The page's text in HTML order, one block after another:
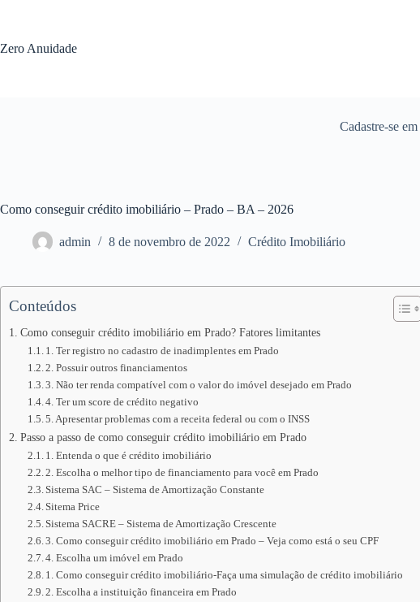
conteúdo
Zero Anuidade
Cadastre-se em
Como conseguir crédito imobiliário – Prado – BA – 2026
admin 8 de novembro de 2022 Crédito Imobiliário
Conteúdos
Como conseguir crédito imobiliário em Prado? Fatores limitantes
1. Ter registro no cadastro de inadimplentes em Prado
2. Possuir outros financiamentos
3. Não ter renda compatível com o valor do imóvel desejado em Prado
4. Ter um score de crédito negativo
5. Apresentar problemas com a receita federal ou com o INSS
Passo a passo de como conseguir crédito imobiliário em Prado
1. Entenda o que é crédito imobiliário
2. Escolha o melhor tipo de financiamento para você em Prado
Sistema SAC – Sistema de Amortização Constante
Sitema Price
Sistema SACRE – Sistema de Amortização Crescente
3. Como conseguir crédito imobiliário em Prado – Veja como está o seu CPF
4. Escolha um imóvel em Prado
1. Como conseguir crédito imobiliário-Faça uma simulação de crédito imobiliário
2. Escolha a instituição financeira em Prado